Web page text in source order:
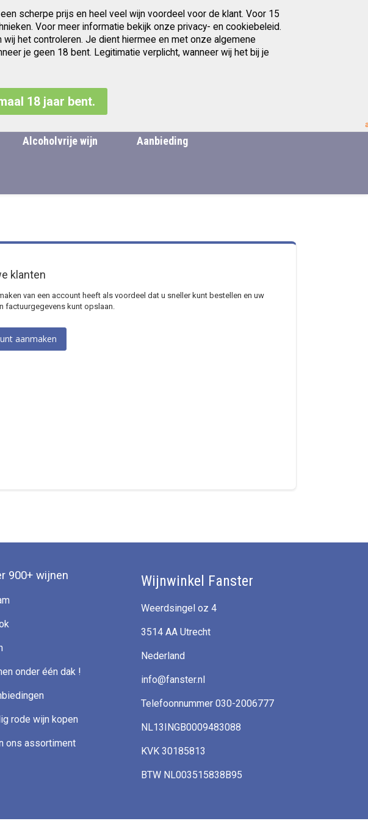
scherpe prijs en heel veel wijn voordeel voor de klant. Voor 15
Voor meer informatie bekijk onze privacy- en cookiebeleid.
het controleren. Je dient hiermee en met onze algemene
je geen 18 bent. Legitimatie verplicht, wanneer wij het bij je
18 jaar bent.
jaren Vintage Port Gratis afhalen in Utrecht
Alcoholvrije wijn Aanbieding
klanten
van een account heeft als voordeel dat u sneller kunt bestellen en uw
factuurgegevens kunt opslaan.
aanmaken
900+ wijnen
onder één dak !
rode wijn kopen
ons assortiment
Wijnwinkel Fanster
Weerdsingel oz 4
3514 AA Utrecht
Nederland
info@fanster.nl
Telefoonnummer 030-2006777
NL13INGB0009483088
KVK 30185813
BTW NL003515838B95